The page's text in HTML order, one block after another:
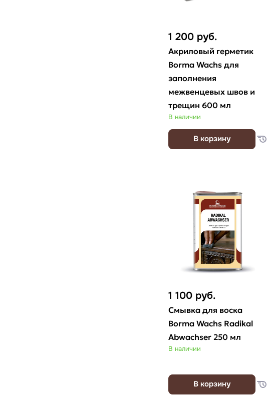
1 200 руб.
Акриловый герметик
Borma Wachs для
заполнения
межвенцевых швов и
трещин 600 мл
В наличии
В корзину
1 100 руб.
Смывка для воска
Borma Wachs Radikal
Abwachser 250 мл
В наличии
В корзину